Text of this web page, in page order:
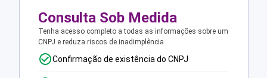
Consulta Sob Medida
Tenha acesso completo a todas as informações sobre um
CNPJ e reduza riscos de inadimplência.
Confirmação de existência do CNPJ